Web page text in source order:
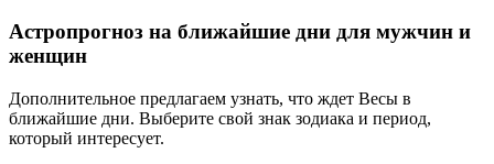
Астропрогноз на ближайшие дни для мужчин и
женщин
Дополнительное предлагаем узнать, что ждет Весы в
ближайшие дни. Выберите свой знак зодиака и период,
который интересует.